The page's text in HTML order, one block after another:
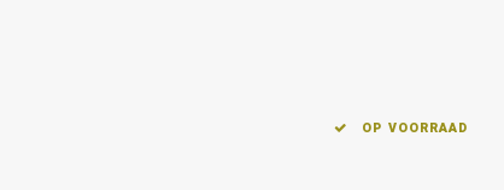
OP VOORRAAD